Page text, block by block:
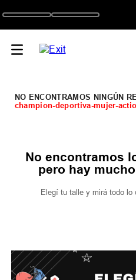
champion-deportiva-mujer-
No encontramos
pero hay
Elegí tu talle y mirá todo lo